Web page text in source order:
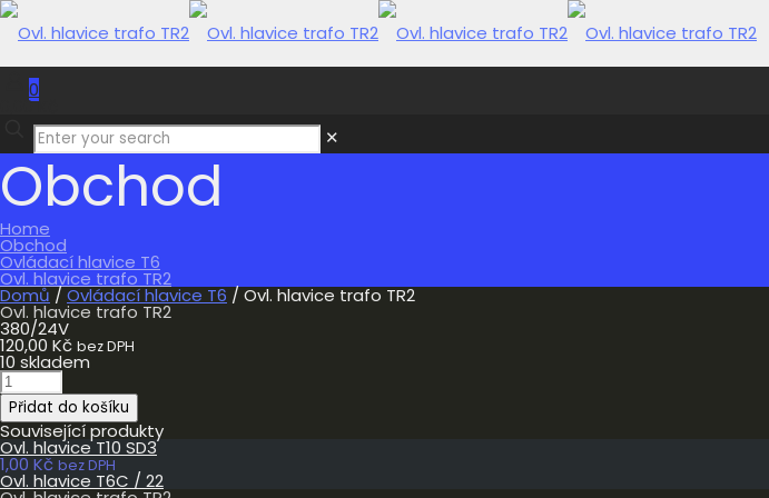
0
0,00 Kč
✕
Obchod
Home
Obchod
Ovládací hlavice T6
Ovl. hlavice trafo TR2
Domů / Ovládací hlavice T6 / Ovl. hlavice trafo TR2
Ovl. hlavice trafo TR2
380/24V
120,00 Kč bez DPH
10 skladem
Ovl.
hlavice
trafo
TR2
množství
Přidat do košíku
Související produkty
Ovl. hlavice T10 SD3
1,00 Kč bez DPH
Ovl. hlavice T6C / 22